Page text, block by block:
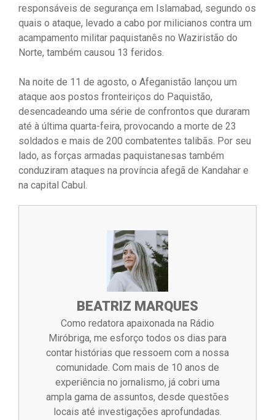
responsáveis ​​de segurança em Islamabad, segundo os
quais o ataque, levado a cabo por milicianos contra um
acampamento militar paquistanês no Waziristão do
Norte, também causou 13 feridos.
Na noite de 11 de agosto, o Afeganistão lançou um
ataque aos postos fronteiriços do Paquistão,
desencadeando uma série de confrontos que duraram
até à última quarta-feira, provocando a morte de 23
soldados e mais de 200 combatentes talibãs. Por seu
lado, as forças armadas paquistanesas também
conduziram ataques na província afegã de Kandahar e
na capital Cabul.
BEATRIZ MARQUES
Como redatora apaixonada na Rádio
Miróbriga, me esforço todos os dias para
contar histórias que ressoem com a nossa
comunidade. Com mais de 10 anos de
experiência no jornalismo, já cobri uma
ampla gama de assuntos, desde questões
locais até investigações aprofundadas.